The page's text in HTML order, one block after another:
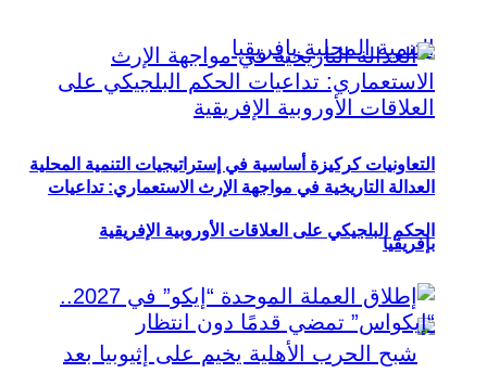
التعاونيات كركيزة أساسية في إستراتيجيات التنمية المحلية
بإفريقيا
العدالة التاريخية في مواجهة الإرث الاستعماري: تداعيات
الحكم البلجيكي على العلاقات الأوروبية الإفريقية